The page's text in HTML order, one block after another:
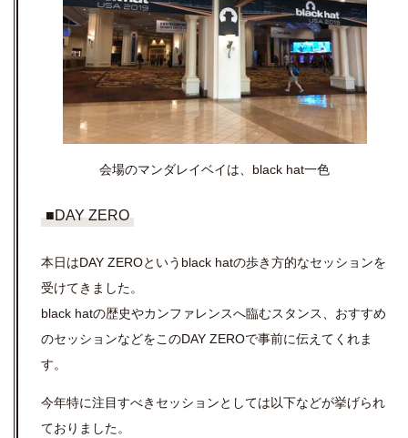
会場のマンダレイベイは、black hat一色
■DAY ZERO
本日はDAY ZEROというblack hatの歩き方的なセッションを
受けてきました。
black hatの歴史やカンファレンスへ臨むスタンス、おすすめ
のセッションなどをこのDAY ZEROで事前に伝えてくれま
す。
今年特に注目すべきセッションとしては以下などが挙げられ
ておりました。